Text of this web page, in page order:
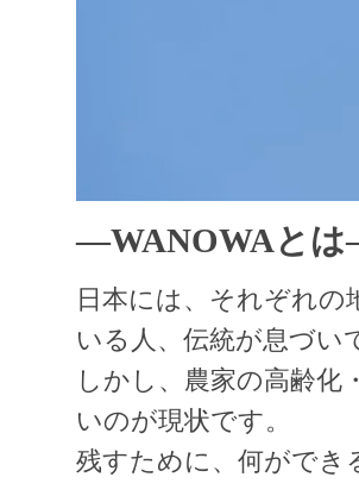
―WANOWAと
日本には、それぞれ
いる人、伝統が息づい
しかし、農家の高齢化
いのが現状です。
残すために、何ができ